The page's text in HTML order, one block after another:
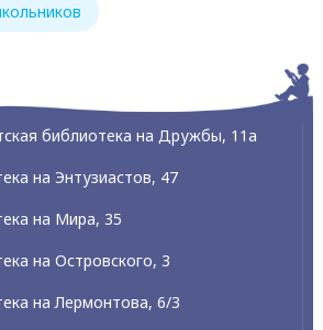
библиотека на Дружбы, 11а
на Энтузиастов, 47
на Мира, 35
на Островского, 3
на Лермонтова, 6/3